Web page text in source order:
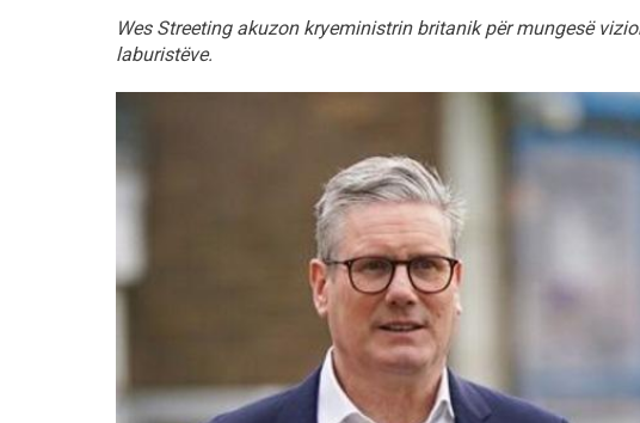
Wes Streeting akuzon kryeministrin britanik për mungesë
laburistëve.